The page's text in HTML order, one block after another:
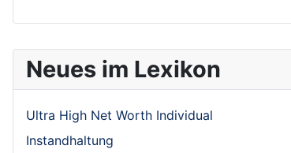
Neues im Lexikon
Ultra High Net Worth Individual
Instandhaltung